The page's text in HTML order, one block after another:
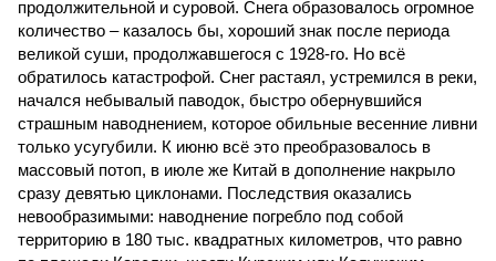
В общем, недаром события 1931-го находятся на первом
месте в списке самых смертоносных стихийных бедствий,
когда-либо происходивших на планете. Число
пострадавших в тот год достигло 53 млн человек, число
погибших, по некоторым оценкам, составило 4 миллиона.
Впрочем, для Китая подобное не в новинку. Так, в сентябре
1887 года вода прорвала многочисленные дамбы на реке
Хуанхэ и быстро залила почти весь Северный Китай, так
как местность там довольно низменная, и потоп просто не
встречал препятствий на своём пути, уничтожая деревни и